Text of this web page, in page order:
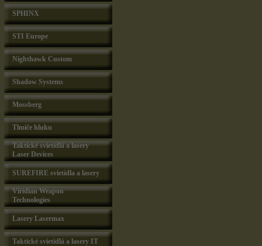
SPHINX
STI Europe
Nighthawk Custom
Shadow Systems
Mossberg
Tlmiče hluku
Taktické svietidlá a lasery
Laser Devices
SUREFIRE svietidla a lasery
Viridian Weapon
Technologies
Lasery Lasermax
Taktické svietidlá a lasery IT